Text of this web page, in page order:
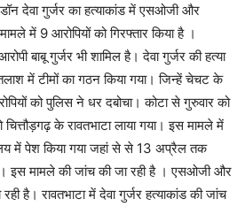
डॉन देवा गुर्जर का हत्याकांड में एसओजी और
में 9 आरोपियों को गिरफ्तार किया है ।
बाबू गुर्जर भी शामिल है। देवा गुर्जर की हत्या
में टीमों का गठन किया गया। जिन्हें चेचट के
को पुलिस ने धर दबोचा। कोटा से गुरुवार को
चित्तौड़गढ़ के रावतभाटा लाया गया। इस मामले में
में पेश किया गया जहां से से 13 अप्रैल तक
इस मामले की जांच की जा रही है । एसओजी और
है। रावतभाटा में देवा गुर्जर हत्याकांड की जांच